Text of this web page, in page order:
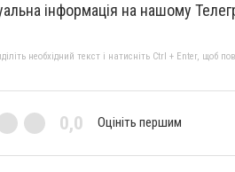
інформація на нашому
необхідний текст і натисніть Ctrl + Enter, щоб
0,0 Оцініть першим